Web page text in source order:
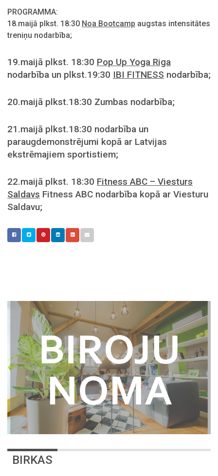
PROGRAMMA:
18.maijā plkst. 18:30 Noa Bootcamp augstas intensitātes
treniņu nodarbība;
19.maijā plkst. 18:30 Pop Up Yoga Riga
nodarbība un plkst.19:30 IBI FITNESS nodarbība;
20.maijā plkst.18:30 Zumbas nodarbība;
21.maijā plkst.18:30 nodarbība un
paraugdemonstrējumi kopā ar Latvijas
ekstrēmajiem sportistiem;
22.maijā plkst. 18:30 Fitness ABC – Viesturs
Saldavs Fitness ABC nodarbība kopā ar Viesturu
Saldavu;
BIRKAS